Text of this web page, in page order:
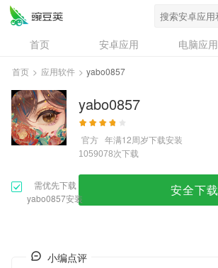
首页 安卓应用 电脑应用
资讯
专题
问答
首页 > 应用软件 > yabo0857
yabo0857
官方 年满12周岁下载安装
1059078次下载
需优先下载
yabo0857安装
安全下载
小编点评